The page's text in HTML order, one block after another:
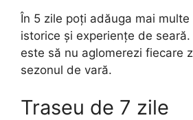
În 5 zile poți adăuga mai
istorice și experiențe de
este să nu aglomerezi fiecare
sezonul de vară.
Traseu de 7 zile